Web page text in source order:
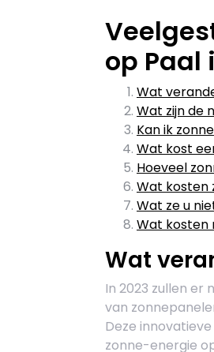
op Paal
Wat
Wat zijn de
Kan ik
Wat kost
Hoeveel
Wat kosten
Wat ze u
Wat kosten
Wat
In 2023 zullen
van
Deze
zonne-energie